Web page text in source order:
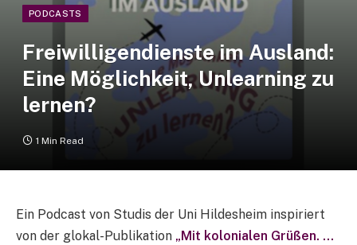
PODCASTS
Freiwilligendienste im Ausland:
Eine Möglichkeit, Unlearning zu
lernen?
1 Min Read
Ein Podcast von Studis der Uni Hildesheim inspiriert
von der glokal-Publikation „Mit kolonialen Grüßen. …